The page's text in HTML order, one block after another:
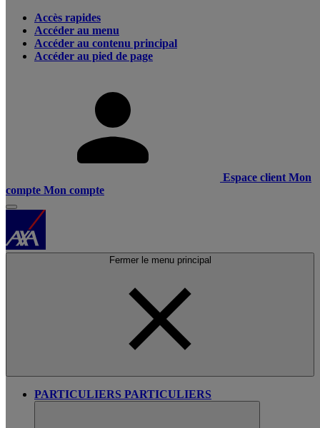
Accès rapides
Accéder au menu
Accéder au contenu principal
Accéder au pied de page
Espace client Mon
compte Mon compte
Fermer le menu principal
PARTICULIERS PARTICULIERS